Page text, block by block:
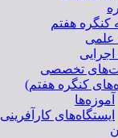
هفتم
علمی
اجرایی
تخصصی
کنگره هفتم)
آموزه‌ها
ایستگاه‌های کارآفرینی